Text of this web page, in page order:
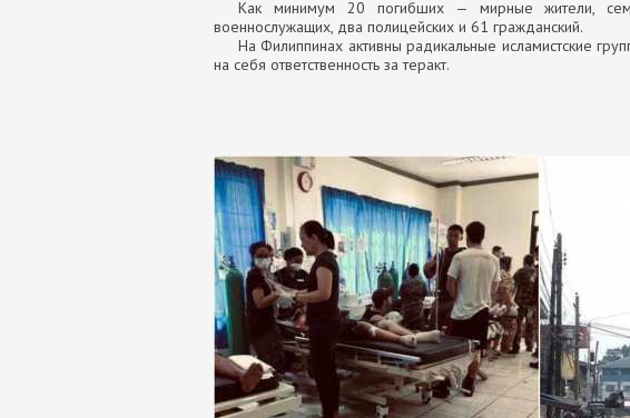
Как минимум 20 погибших — мирные жители,
военнослужащих, два полицейских и 61 гражданский.
На Филиппинах активны радикальные исламистские
на себя ответственность за теракт.